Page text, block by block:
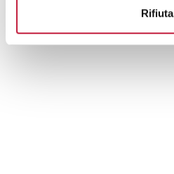
Rifiuta